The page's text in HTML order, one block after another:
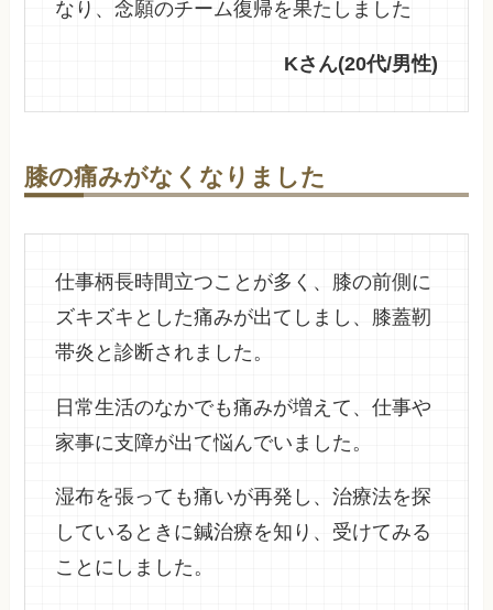
なり、念願のチーム復帰を果たしました
Kさん(20代/男性)
膝の痛みがなくなりました
仕事柄長時間立つことが多く、膝の前側に
ズキズキとした痛みが出てしまし、膝蓋靭
帯炎と診断されました。
日常生活のなかでも痛みが増えて、仕事や
家事に支障が出て悩んでいました。
湿布を張っても痛いが再発し、治療法を探
しているときに鍼治療を知り、受けてみる
ことにしました。